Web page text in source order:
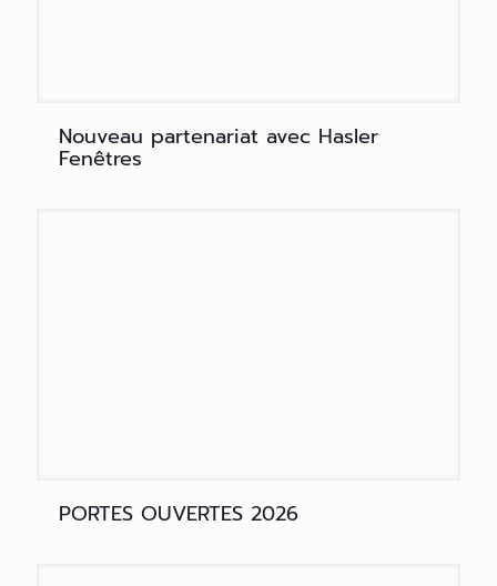
Nouveau partenariat avec Hasler
Fenêtres
PORTES OUVERTES 2026